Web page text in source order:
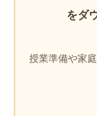
をダ
授業準備や家